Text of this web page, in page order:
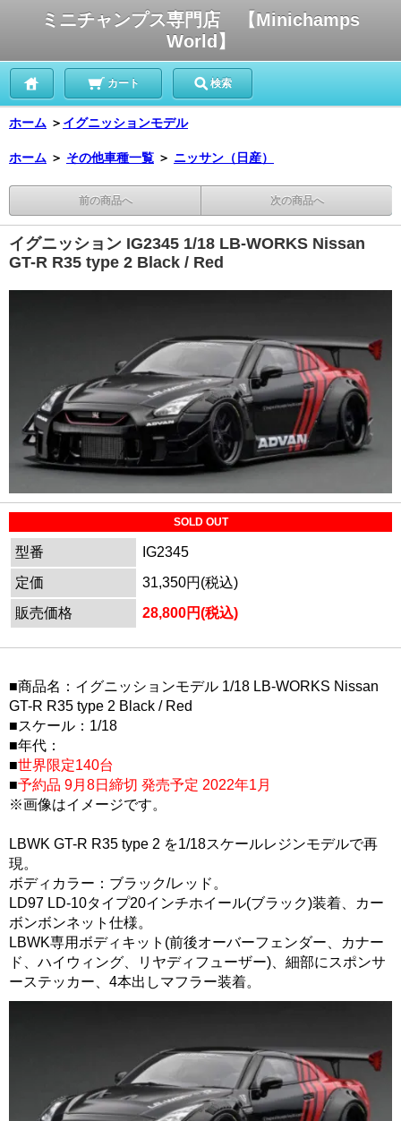
ミニチャンプス専門店 【Minichamps
World】
カート 検索
ホーム ＞ イグニッションモデル
ホーム ＞ その他車種一覧 ＞ ニッサン（日産）
前の商品へ 次の商品へ
イグニッション IG2345 1/18 LB-WORKS Nissan
GT-R R35 type 2 Black / Red
SOLD OUT
型番
IG2345
定価
31,350円(税込)
販売価格
28,800円(税込)
■商品名：イグニッションモデル 1/18 LB-WORKS Nissan
GT-R R35 type 2 Black / Red
■スケール：1/18
■年代：
■世界限定140台
■予約品 9月8日締切 発売予定 2022年1月
※画像はイメージです。
LBWK GT-R R35 type 2 を1/18スケールレジンモデルで再
現。
ボディカラー：ブラック/レッド。
LD97 LD-10タイプ20インチホイール(ブラック)装着、カー
ボンボンネット仕様。
LBWK専用ボディキット(前後オーバーフェンダー、カナー
ド、ハイウィング、リヤディフューザー)、細部にスポンサ
ーステッカー、4本出しマフラー装着。